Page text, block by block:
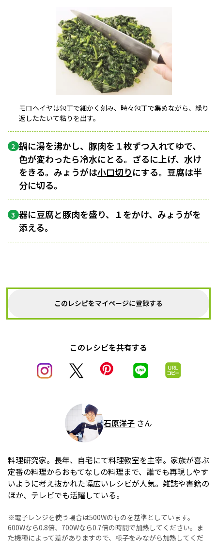
モロヘイヤは包丁で細かく刻み、時々包丁で集めながら、繰り
返したたいて粘りを出す。
2 鍋に湯を沸かし、豚肉を１枚ずつ入れてゆで、
色が変わったら冷水にとる。ざるに上げ、水け
をきる。みょうがは小口切りにする。豆腐は半
分に切る。
3 器に豆腐と豚肉を盛り、１をかけ、みょうがを
添える。
このレシピをマイページに登録する
このレシピを共有する
石原洋子 さん
料理研究家。長年、自宅にて料理教室を主宰。家族が喜ぶ
定番の料理からおもてなしの料理まで、誰でも再現しやす
いように考え抜かれた幅広いレシピが人気。雑誌や書籍の
ほか、テレビでも活躍している。
※電子レンジを使う場合は500Wのものを基準としています。
600Wなら0.8倍、700Wなら0.7倍の時間で加熱してください。ま
た機種によって差がありますので、様子をみながら加熱してくだ